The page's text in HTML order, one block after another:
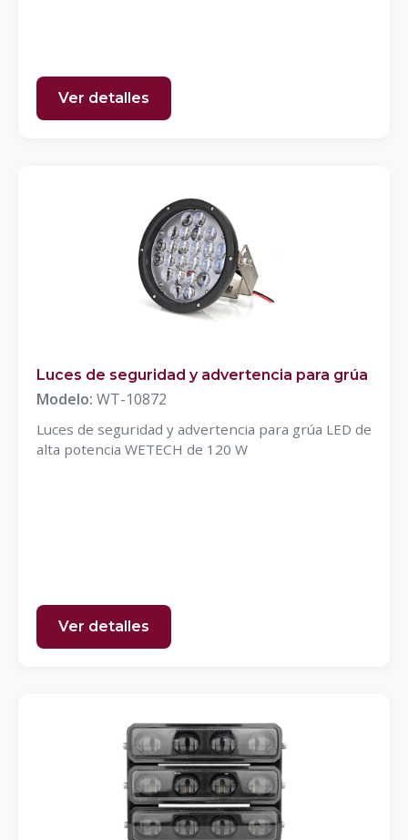
Ver detalles
Luces de seguridad y advertencia para grúa
Modelo: WT-10872
Luces de seguridad y advertencia para grúa LED de
alta potencia WETECH de 120 W
Ver detalles